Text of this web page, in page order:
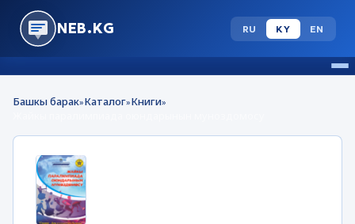
NEB.KG RU KY EN
Башкы барак»Каталог»Книги»